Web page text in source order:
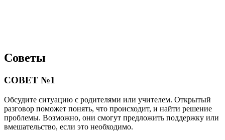
Советы
СОВЕТ №1
Обсудите ситуацию с родителями или учителем. Открытый
разговор поможет понять, что происходит, и найти решение
проблемы. Возможно, они смогут предложить поддержку или
вмешательство, если это необходимо.